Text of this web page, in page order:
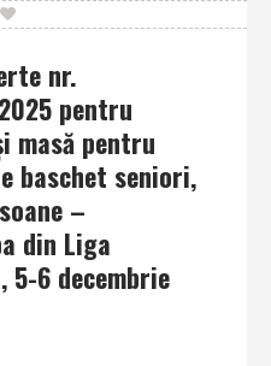
nr.
pentru
masă pentru
baschet seniori,
–
din Liga
6 decembrie